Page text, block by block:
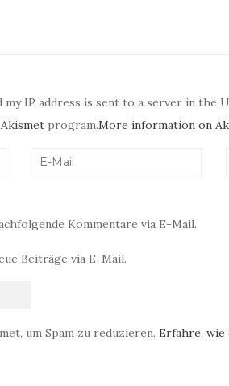
my IP address is sent to a server in the
Akismet program.More information on
Kommentare via E-Mail.
Beiträge via E-Mail.
um Spam zu reduzieren. Erfahre, wie